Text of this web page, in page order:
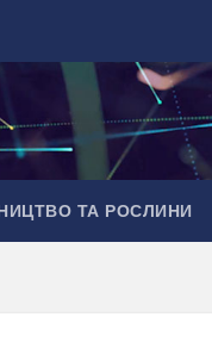
ТА РОСЛИНИ